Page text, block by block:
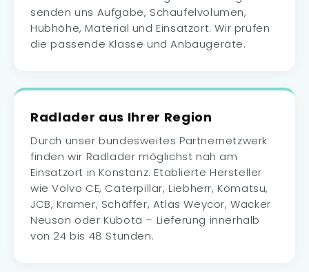
senden uns Aufgabe, Schaufelvolumen,
Hubhöhe, Material und Einsatzort. Wir prüfen
die passende Klasse und Anbaugeräte.
Radlader aus Ihrer Region
Durch unser bundesweites Partnernetzwerk
finden wir Radlader möglichst nah am
Einsatzort in Konstanz. Etablierte Hersteller
wie Volvo CE, Caterpillar, Liebherr, Komatsu,
JCB, Kramer, Schäffer, Atlas Weycor, Wacker
Neuson oder Kubota – Lieferung innerhalb
von 24 bis 48 Stunden.